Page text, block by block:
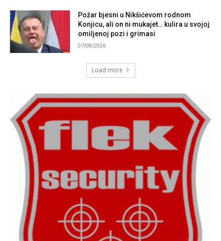
Požar bjesni u Nikšićevom rodnom
Konjicu, ali on ni mukajet… kulira u svojoj
omiljenoj pozi i grimasi
07/08/2026
Load more